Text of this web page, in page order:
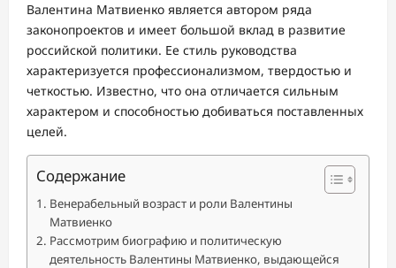
Валентина Матвиенко является автором ряда
законопроектов и имеет большой вклад в развитие
российской политики. Ее стиль руководства
характеризуется профессионализмом, твердостью и
четкостью. Известно, что она отличается сильным
характером и способностью добиваться поставленных
целей.
Содержание
Венерабельный возраст и роли Валентины
Матвиенко
Рассмотрим биографию и политическую
деятельность Валентины Матвиенко, выдающейся